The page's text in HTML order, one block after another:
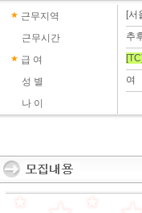
근무지역
근무시간
급 여
성 별
나 이
[서
추
여